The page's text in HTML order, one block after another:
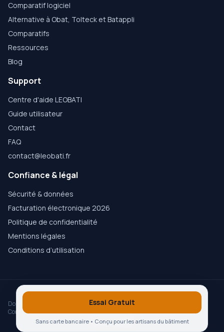
Essai Gratuit
Sans carte bancaire • Conçu pour les artisans du bâtiment
Comparatif logiciel
Alternative à Obat, Tolteck et Batappli
Comparatifs
Ressources
Blog
Support
Centre d'aide LEOBATI
Guide utilisateur
Contact
FAQ
contact@leobati.fr
Confiance & légal
Sécurité & données
Facturation électronique 2026
Politique de confidentialité
Mentions légales
Conditions d’utilisation
Données hébergées en EuropeConforme RGPD
Conçu avec amour à Bordeaux, France ♥︎